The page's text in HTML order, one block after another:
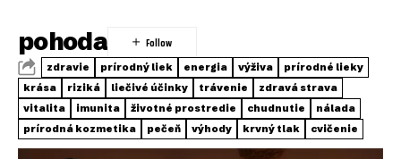
pohoda
zdravie prírodný liek energia výživa
prírodné lieky
krása
riziká liečivé účinky trávenie
zdravá strava
vitalita
imunita životné prostredie chudnutie
nálada
prírodná kozmetika
pečeň výhody krvný tlak cvičenie